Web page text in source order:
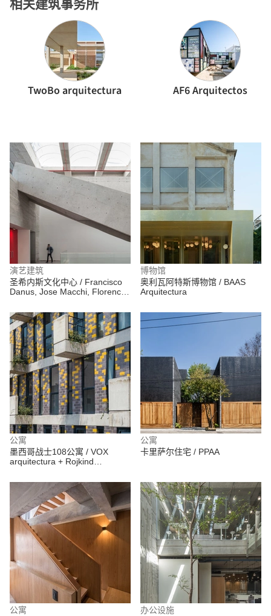
相关建筑事务所
TwoBo arquitectura AF6 Arquitectos
演艺建筑
圣希内斯文化中心 / Francisco
Danus, Jose Macchi, Florencia
博物馆
奥利瓦阿特斯博物馆 / BAAS
Arquitectura
公寓
墨西哥战士108公寓 / VOX
arquitectura + Rojkind
公寓
卡里萨尔住宅 / PPAA
公寓
办公设施